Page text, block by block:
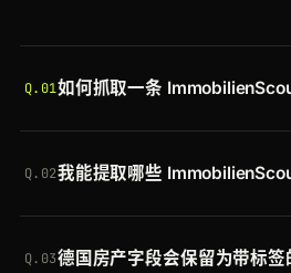
Q.01如何抓取一条
property，将
title、address、mainCriteria
Q.02我能提取哪些
Exposé 作为结构化 JSON 返
Q.03德国房产字段会保留为带标签